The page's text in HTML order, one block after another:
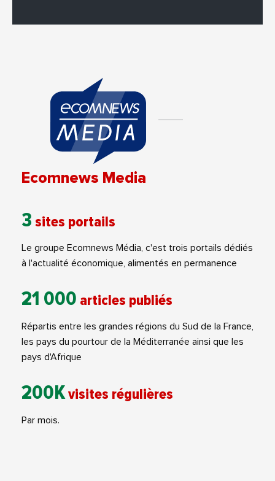
Ecomnews Media
3 sites portails
Le groupe Ecomnews Média, c'est trois portails dédiés
à l'actualité économique, alimentés en permanence
21 000 articles publiés
Répartis entre les grandes régions du Sud de la France,
les pays du pourtour de la Méditerranée ainsi que les
pays d'Afrique
200Kvisites régulières
Par mois.